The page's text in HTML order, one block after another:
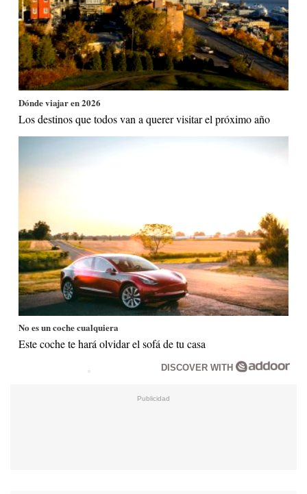
Dónde viajar en 2026
Los destinos que todos van a querer visitar el próximo año
No es un coche cualquiera
Este coche te hará olvidar el sofá de tu casa
DISCOVER WITH